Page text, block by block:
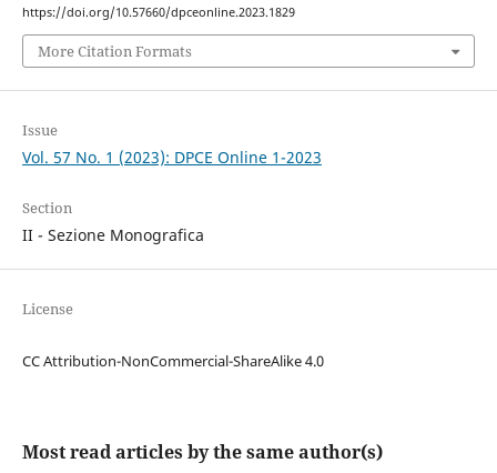
https://doi.org/10.57660/dpceonline.2023.1829
More Citation Formats
Issue
Vol. 57 No. 1 (2023): DPCE Online 1-2023
Section
II - Sezione Monografica
License
CC Attribution-NonCommercial-ShareAlike 4.0
Most read articles by the same author(s)